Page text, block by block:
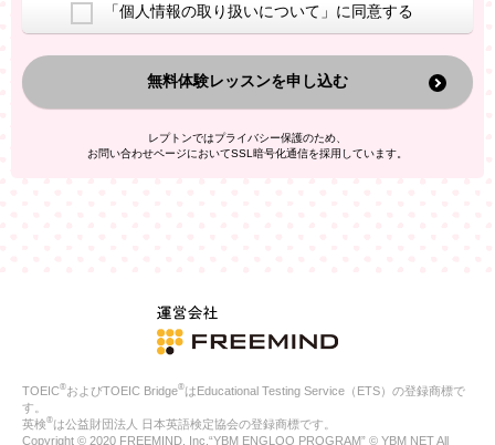
換した上で、広告・宣伝・販売促進活動に役立てること
上記の利用目的のために第三者へ提供すること
なお、この利用目的を超えた個人情報の取扱いは行いません。ま
た、これ以外の目的で個人情報を利用することはありません。
人情報を、本人が特定されないデータに不可逆変換した上で第三
者広告配信事業者においてマッチングを行い、その結果に基づい
ご本人の同意がある場合
法令に基づく場合
人の生命、身体または財産の保護のために必要がある場合であ
公衆衛生の向上または児童の健全な育成の推進のために特に必
合
「個人情報の取り扱いについて」に同意する
無料体験レッスンを申し込む
レプトンではプライバシー保護のため、
お問い合わせページにおいてSSL暗号化通信を採用しています。
TOEIC®およびTOEIC Bridge®はEducational Testing Service（ETS）の登録商標で
す。
英検®は公益財団法人 日本英語検定協会の登録商標です。
Copyright © 2020 FREEMIND, Inc.“YBM ENGLOO PROGRAM” © YBM NET All